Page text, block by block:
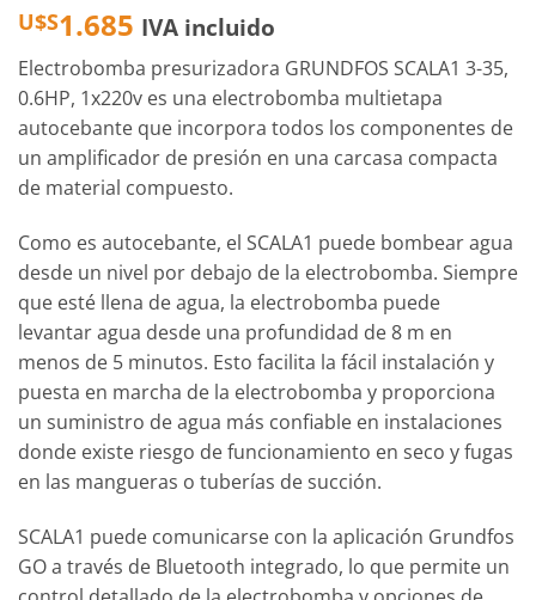
U$S1.685 IVA incluido
Electrobomba presurizadora GRUNDFOS SCALA1 3-35,
0.6HP, 1x220v es una electrobomba multietapa
autocebante que incorpora todos los componentes de
un amplificador de presión en una carcasa compacta
de material compuesto.
Como es autocebante, el SCALA1 puede bombear agua
desde un nivel por debajo de la electrobomba. Siempre
que esté llena de agua, la electrobomba puede
levantar agua desde una profundidad de 8 m en
menos de 5 minutos. Esto facilita la fácil instalación y
puesta en marcha de la electrobomba y proporciona
un suministro de agua más confiable en instalaciones
donde existe riesgo de funcionamiento en seco y fugas
en las mangueras o tuberías de succión.
SCALA1 puede comunicarse con la aplicación Grundfos
GO a través de Bluetooth integrado, lo que permite un